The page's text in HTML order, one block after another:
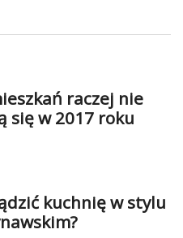
raczej nie
się w 2017 roku
kuchnię w stylu